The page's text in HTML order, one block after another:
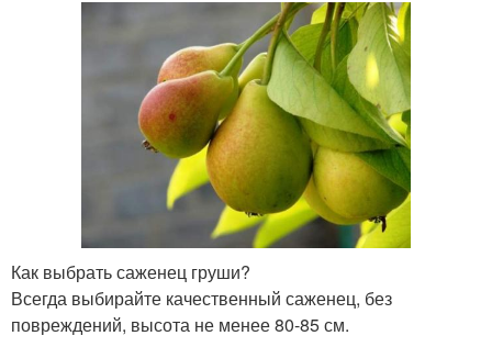
Как выбрать саженец груши?
Всегда выбирайте качественный саженец, без
повреждений, высота не менее 80-85 см.